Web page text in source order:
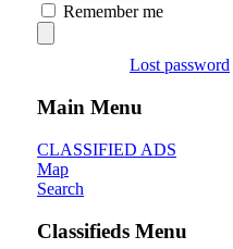
Remember me
Lost password
Main Menu
CLASSIFIED ADS
Map
Search
Classifieds Menu